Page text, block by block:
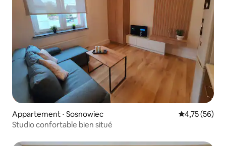
Appartement ⋅ Sosnowiec Évaluation
4,75 (56)
Studio confortable bien situé